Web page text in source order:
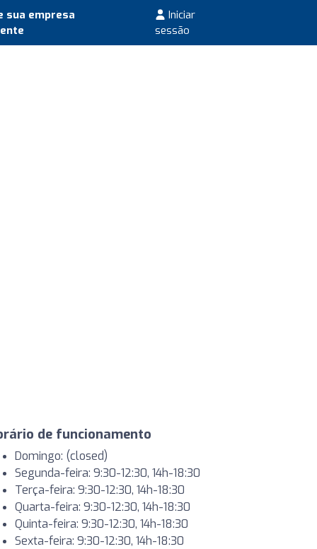
sua empresa
Iniciar
sessão
de funcionamento
Domingo: (closed)
Segunda-feira: 9:30-12:30, 14h-18:30
Terça-feira: 9:30-12:30, 14h-18:30
Quarta-feira: 9:30-12:30, 14h-18:30
Quinta-feira: 9:30-12:30, 14h-18:30
Sexta-feira: 9:30-12:30, 14h-18:30